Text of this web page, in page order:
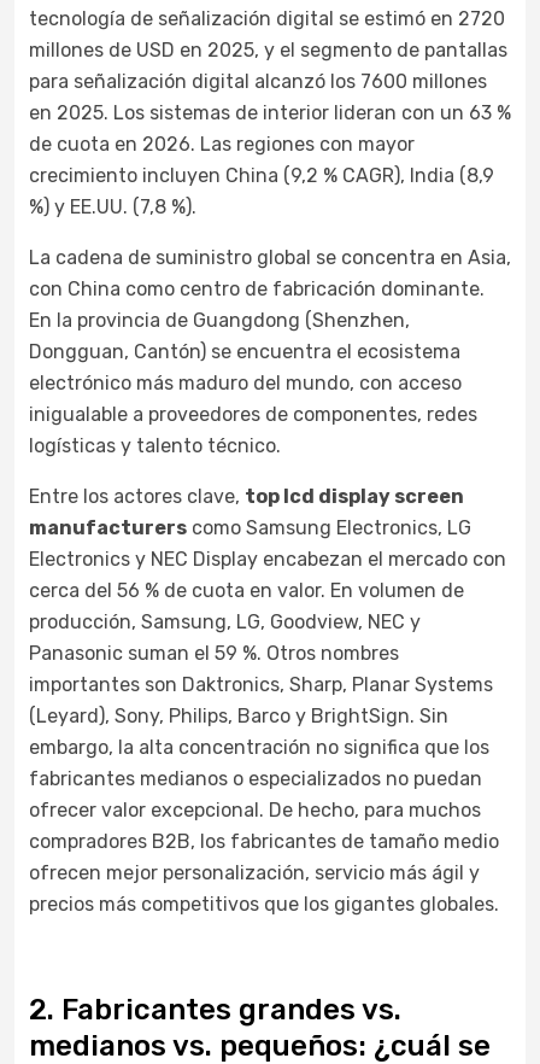
tecnología de señalización digital se estimó en 2720
millones de USD en 2025, y el segmento de pantallas
para señalización digital alcanzó los 7600 millones
en 2025. Los sistemas de interior lideran con un 63 %
de cuota en 2026. Las regiones con mayor
crecimiento incluyen China (9,2 % CAGR), India (8,9
%) y EE.UU. (7,8 %).
La cadena de suministro global se concentra en Asia,
con China como centro de fabricación dominante.
En la provincia de Guangdong (Shenzhen,
Dongguan, Cantón) se encuentra el ecosistema
electrónico más maduro del mundo, con acceso
inigualable a proveedores de componentes, redes
logísticas y talento técnico.
Entre los actores clave, top lcd display screen
manufacturers como Samsung Electronics, LG
Electronics y NEC Display encabezan el mercado con
cerca del 56 % de cuota en valor. En volumen de
producción, Samsung, LG, Goodview, NEC y
Panasonic suman el 59 %. Otros nombres
importantes son Daktronics, Sharp, Planar Systems
(Leyard), Sony, Philips, Barco y BrightSign. Sin
embargo, la alta concentración no significa que los
fabricantes medianos o especializados no puedan
ofrecer valor excepcional. De hecho, para muchos
compradores B2B, los fabricantes de tamaño medio
ofrecen mejor personalización, servicio más ágil y
precios más competitivos que los gigantes globales.
2. Fabricantes grandes vs.
medianos vs. pequeños: ¿cuál se